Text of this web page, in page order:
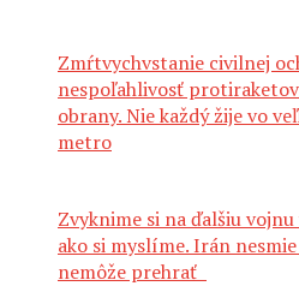
Zmŕtvychvstanie civilnej
nespoľahlivosť
obrany. Nie každý žije vo
metro
Zvyknime si na ďalšiu
ako si myslíme. Irán
nemôže prehrať